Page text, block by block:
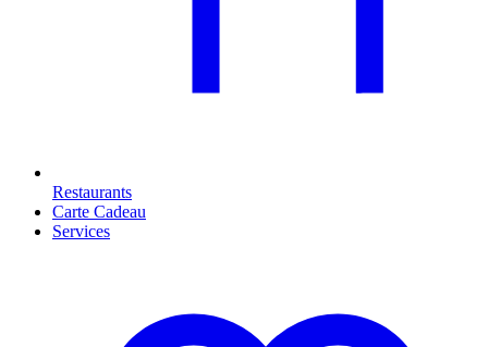
Restaurants
Carte Cadeau
Services